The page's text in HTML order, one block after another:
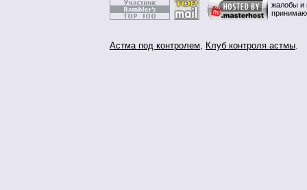
жалобы и
Астма под контролем, Клуб контроля астмы.